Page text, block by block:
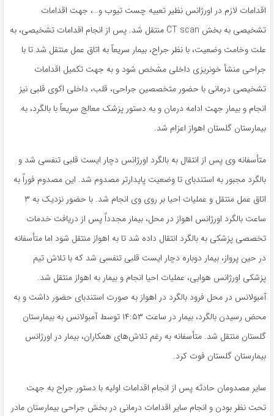
اقدامات لازم در اورژانس نظیر تعبیه چست تیوب و…، جهت اقدامات
تشخیصی به بخش CT scan منتقل شد. پس از انجام اقدامات تشخیصی، به
علت وخامت وضعیت، با نظر جراح، بیمار سریعاً به اتاق عمل منتقل شد تا با
جراحی منشأ خونریزی داخلی مشخص شود و به جهت تکمیل اقدامات
تشخیصی درمانی با حضور متخصصین جراحی، قلب، داخلی اکوی قلبی نیز
انجام و بیمار جهت ادامه درمان و به دستور پزشک معالج سریعاً با بالگرد، به
بیمارستان گلستان اهواز اعزام شد.
متأسفانه وی پس از انتقال به بالگرد اورژانس دچار ایست قلبی تنفسی شد و
بالگرد مجبور به استندبای تا وضعیت پایدارتر مصدوم شد. این مصدوم فوراً به
اتاق عمل منتقل و عملیات احیا بر روی وی انجام شد. با حضور نزدیک به ۳
ساعت بالگرد اورژانس اهواز در محل، بیمار مجدداً پس از دریافت خدمات
تخصصی پزشکی به بالگرد انتقال داده شد تا به اهواز منتقل شود اما متأسفانه
در حین پرواز، بیمار دوباره دچار ایست قلبی تنفسی شد که با تلاش تیم
پزشکی اورژانس هوایی، عملیات احیا انجام و بیمار به اهواز منتقل شد.
آمبولانس در محل فرود بالگرد در اهواز به صورت استندبای حضور داشت و به
محض رسیدن بالگرد، بیمار در ساعت ۱۴:۵۳ توسط آمبولانس به بیمارستان
گلستان منتقل شد. متأسفانه به رغم تلاش‌های همکاران، بیمار در اورژانس
بیمارستان گلستان فوت کرد.
سایر مصدومان حادثه پس از انجام اقدامات اولیه با دستور جراح به جهت
تحت نظر بودن و انجام سایر اقدامات درمانی در بخش جراحی بیمارستان مادر